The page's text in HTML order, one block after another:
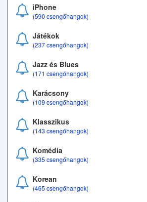
iPhone
(590 csengőhangok)
Játékok
(237 csengőhangok)
Jazz és Blues
(171 csengőhangok)
Karácsony
(109 csengőhangok)
Klasszikus
(143 csengőhangok)
Komédia
(335 csengőhangok)
Korean
(465 csengőhangok)